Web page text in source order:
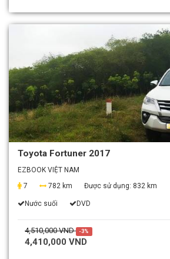
Toyota Fortuner 2017
EZBOOK VIỆT NAM
7
782 km Được sử dụng: 832 km
Nước suối DVD
4,510,000 VND -3%
4,410,000 VND